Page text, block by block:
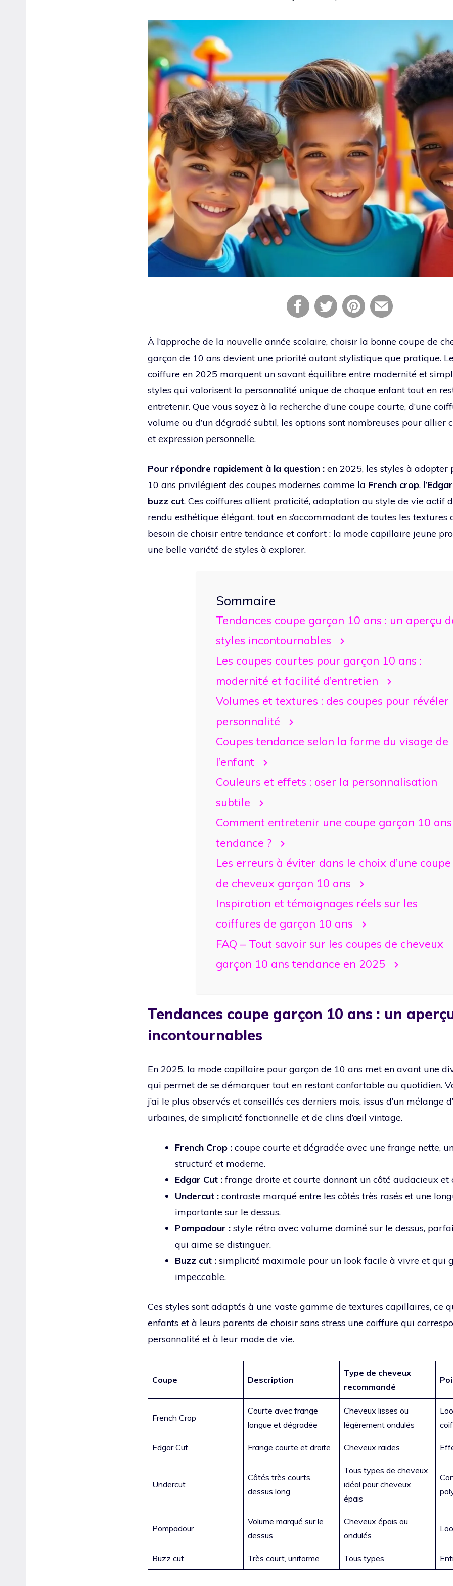
À l’approche de la nouvelle année scolaire, choisir la bonne coupe de
garçon de 10 ans devient une priorité autant stylistique que pratique.
coiffure en 2025 marquent un savant équilibre entre modernité et
styles qui valorisent la personnalité unique de chaque enfant tout en
entretenir. Que vous soyez à la recherche d’une coupe courte, d’une
volume ou d’un dégradé subtil, les options sont nombreuses pour allier
et expression personnelle.
Pour répondre rapidement à la question : en 2025, les styles à adopter
10 ans privilégient des coupes modernes comme la French crop, l’
buzz cut. Ces coiffures allient praticité, adaptation au style de vie actif
rendu esthétique élégant, tout en s’accommodant de toutes les textures
besoin de choisir entre tendance et confort : la mode capillaire jeune
une belle variété de styles à explorer.
Sommaire
Tendances coupe garçon 10 ans : un aperçu
styles incontournables
Les coupes courtes pour garçon 10 ans :
modernité et facilité d’entretien
Volumes et textures : des coupes pour révéler
personnalité
Coupes tendance selon la forme du visage de
l’enfant
Couleurs et effets : oser la personnalisation
subtile
Comment entretenir une coupe garçon 10 ans
tendance ?
Les erreurs à éviter dans le choix d’une coupe
de cheveux garçon 10 ans
Inspiration et témoignages réels sur les
coiffures de garçon 10 ans
FAQ – Tout savoir sur les coupes de cheveux
garçon 10 ans tendance en 2025
Tendances coupe garçon 10 ans : un
incontournables
En 2025, la mode capillaire pour garçon de 10 ans met en avant une
qui permet de se démarquer tout en restant confortable au quotidien.
j’ai le plus observés et conseillés ces derniers mois, issus d’un mélange
urbaines, de simplicité fonctionnelle et de clins d’œil vintage.
French Crop : coupe courte et dégradée avec une frange nette,
structuré et moderne.
Edgar Cut :frange droite et courte donnant un côté audacieux et
Undercut : contraste marqué entre les côtés très rasés et une
importante sur le dessus.
Pompadour : style rétro avec volume dominé sur le dessus,
qui aime se distinguer.
Buzz cut : simplicité maximale pour un look facile à vivre et qui
impeccable.
Ces styles sont adaptés à une vaste gamme de textures capillaires, ce
enfants et à leurs parents de choisir sans stress une coiffure qui
personnalité et à leur mode de vie.
Coupe Description
Type de cheveux
recommandé
French Crop
Courte avec frange
longue et dégradée
Cheveux lisses ou
légèrement ondulés
Edgar Cut Frange courte et droite Cheveux raides
Undercut
Côtés très courts,
dessus long
Tous types de cheveux,
idéal pour cheveux
épais
Pompadour
Volume marqué sur le
dessus
Cheveux épais ou
ondulés
Buzz cut Très court, uniforme Tous types